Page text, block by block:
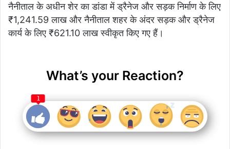
नैनीताल के अधीन शेर का डांडा में ड्रैनेज और सड़क निर्माण के लिए
₹1,241.59 लाख और नैनीताल शहर के अंदर सड़क और ड्रैनेज
कार्य के लिए ₹621.10 लाख स्वीकृत किए गए हैं।
What’s your Reaction?
1